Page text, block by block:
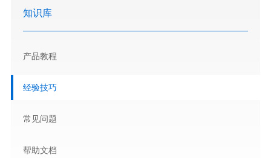
知识库
产品教程
经验技巧
常见问题
帮助文档